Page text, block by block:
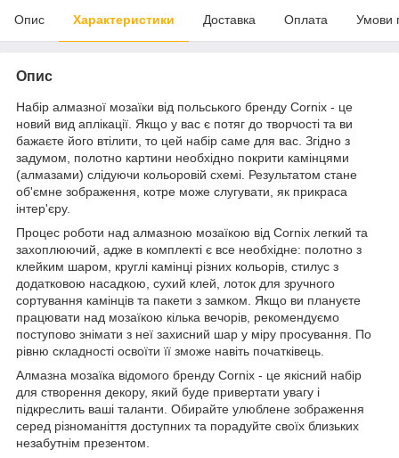
Опис Характеристики Доставка Оплата Умови
Опис
Набір алмазної мозаїки від польського бренду Cornix - це
новий вид аплікації. Якщо у вас є потяг до творчості та ви
бажаєте його втілити, то цей набір саме для вас. Згідно з
задумом, полотно картини необхідно покрити камінцями
(алмазами) слідуючи кольоровій схемі. Результатом стане
об'ємне зображення, котре може слугувати, як прикраса
інтер'єру.
Процес роботи над алмазною мозаїкою від Cornix легкий та
захоплюючий, адже в комплекті є все необхідне: полотно з
клейким шаром, круглі камінці різних кольорів, стилус з
додатковою насадкою, сухий клей, лоток для зручного
сортування камінців та пакети з замком. Якщо ви плануєте
працювати над мозаїкою кілька вечорів, рекомендуємо
поступово знімати з неї захисний шар у міру просування. По
рівню складності освоїти її зможе навіть початківець.
Алмазна мозаїка відомого бренду Cornix - це якісний набір
для створення декору, який буде привертати увагу і
підкреслить ваші таланти. Обирайте улюблене зображення
серед різноманіття доступних та порадуйте своїх близьких
незабутнім презентом.